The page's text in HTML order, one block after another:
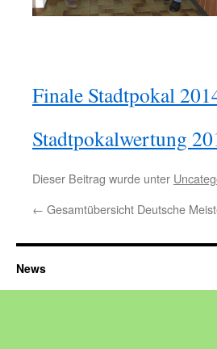
Finale Stadtpokal
Stadtpokalwertung
Dieser Beitrag wurde unter
← Gesamtübersicht Deutsche
News